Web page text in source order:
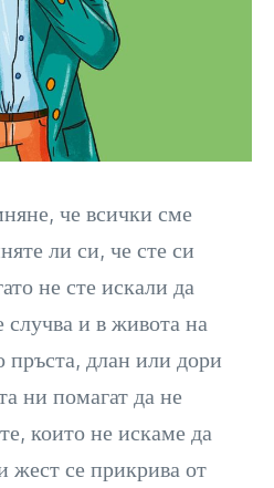
че всички сме
ли си, че сте си
не сте искали да
и в живота на
пръста, длан или дори
ни помагат да не
които не искаме да
жест се прикрива от